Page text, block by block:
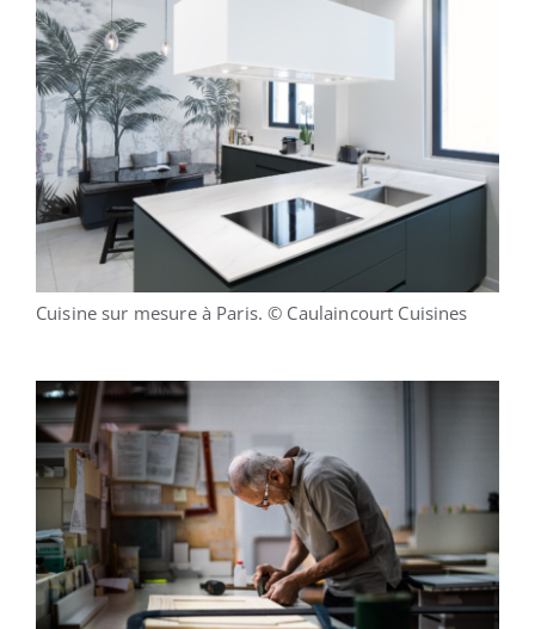
Cuisine sur mesure à Paris. © Caulaincourt Cuisines